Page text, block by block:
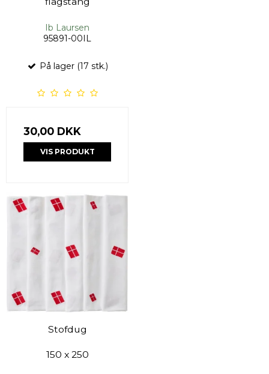
Ib Laursen
95891-00IL
På lager (17 stk.)
30,00 DKK
VIS PRODUKT
Stofdug
150 x 250